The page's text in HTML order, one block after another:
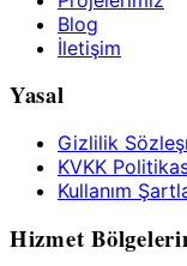
Blog
İletişim
Yasal
Gizlilik
KVKK
Kullanım
Hizmet